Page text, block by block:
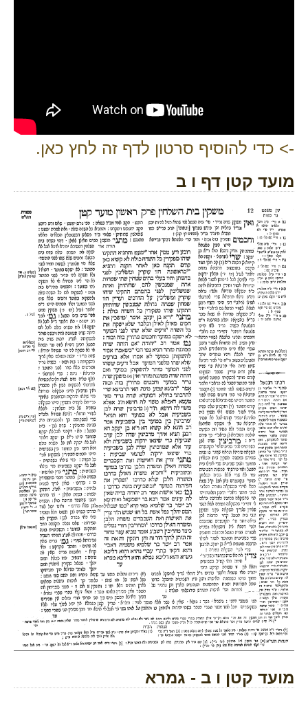
-> כדי להוסיף סרטון לדף זה לחץ כאן.
מועד קטן דף ו ב
מועד קטן ו ב - גמרא